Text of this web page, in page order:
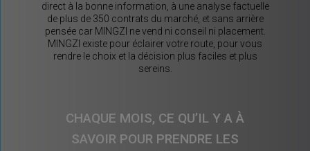
direct à la bonne information, à une analyse factuelle
de plus de 350 contrats du marché, et sans arrière
pensée car MINGZI ne vend ni conseil ni placement.
MINGZI existe pour éclairer votre route, pour vous
rendre le choix et la décision plus faciles et plus
sereins.
CHAQUE MOIS, CE QU’IL Y A À
SAVOIR POUR PRENDRE LES